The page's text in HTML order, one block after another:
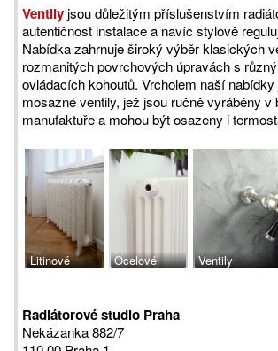
Ventily jsou důležitým příslušenstvím
autentičnost instalace a navíc stylově
Nabídka zahrnuje široký výběr klasických
rozmanitých povrchových úpravách s
ovládacích kohoutů. Vrcholem naší
mosazné ventily, jež jsou ručně vyráběny v
manufaktuře a mohou být osazeny i
Litinové
Ocelové
trubkové
sekční
Ventily
Radiátorové studio Praha
Nekázanka 882/7